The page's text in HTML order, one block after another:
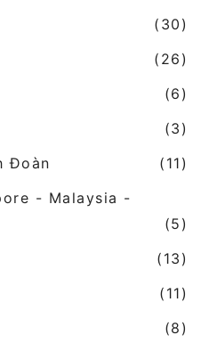
(30)
(26)
(6)
(3)
Đoàn
(11)
- Malaysia -
(5)
(13)
(11)
(8)